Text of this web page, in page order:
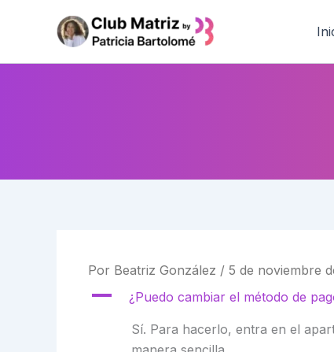
Por Beatriz González / 5 de noviembre
A ¿Puedo cambiar el método de
Sí. Para hacerlo, entra en el